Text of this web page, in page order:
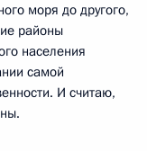
моря до другого,
районы
населения
самой
И считаю,